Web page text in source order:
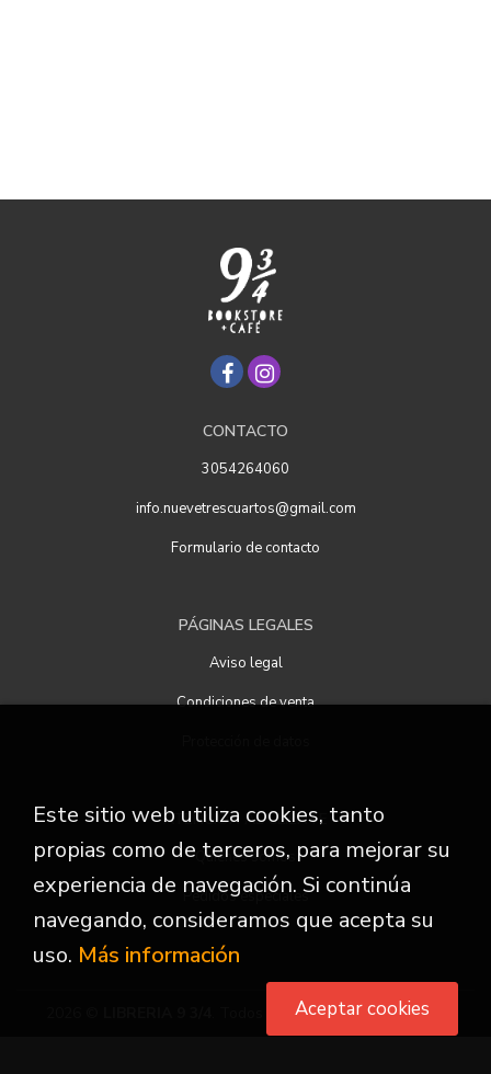
CONTACTO
3054264060
info.nuevetrescuartos@gmail.com
Formulario de contacto
PÁGINAS LEGALES
Aviso legal
Condiciones de venta
ATENCIÓN AL CLIENTE
Quiénes somos
Pedidos especiales
. Todos los Derechos Reservados
Este sitio web utiliza cookies, tanto
propias como de terceros, para mejorar su
experiencia de navegación. Si continúa
navegando, consideramos que acepta su
uso. Más información
Aceptar cookies